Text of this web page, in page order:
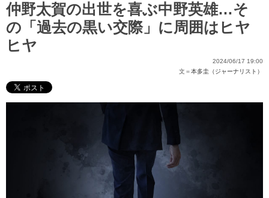
仲野太賀の出世を喜ぶ中野英雄…そ
の「過去の黒い交際」に周囲はヒヤ
ヒヤ
2024/06/17 19:00
文＝本多圭（ジャーナリスト）